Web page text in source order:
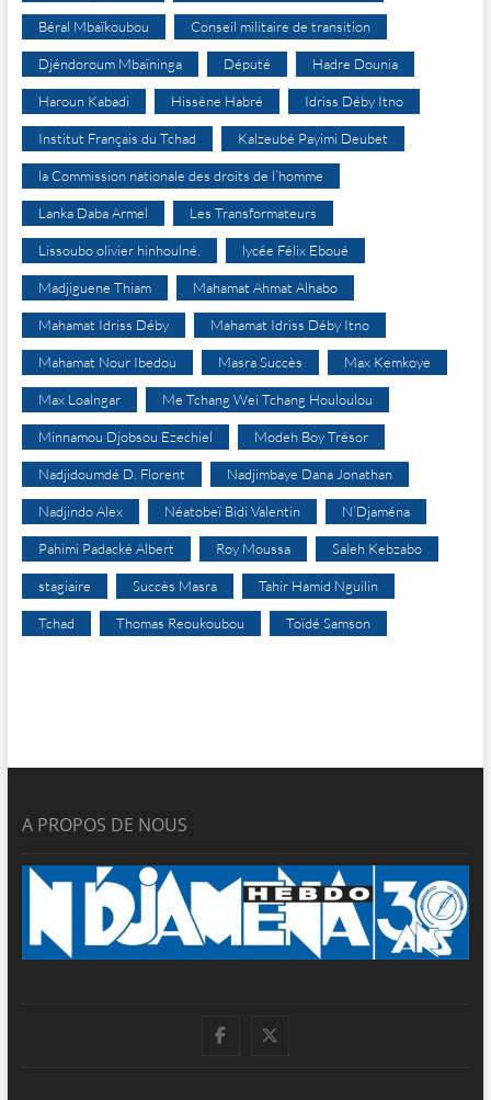
Béral Mbaïkoubou Conseil militaire de transition
Djéndoroum Mbaïninga Député Hadre Dounia
Haroun Kabadi Hissène Habré Idriss Déby Itno
Institut Français du Tchad Kalzeubé Payimi Deubet
la Commission nationale des droits de l’homme
Lanka Daba Armel Les Transformateurs
Lissoubo olivier hinhoulné. lycée Félix Eboué
Madjiguene Thiam Mahamat Ahmat Alhabo
Mahamat Idriss Déby Mahamat Idriss Déby Itno
Mahamat Nour Ibedou Masra Succès Max Kemkoye
Max Loalngar Me Tchang Wei Tchang Houloulou
Minnamou Djobsou Ezechiel Modeh Boy Trésor
Nadjidoumdé D. Florent Nadjimbaye Dana Jonathan
Nadjindo Alex Néatobeï Bidi Valentin N’Djaména
Pahimi Padacké Albert Roy Moussa Saleh Kebzabo
stagiaire Succès Masra Tahir Hamid Nguilin
Tchad Thomas Reoukoubou Toïdé Samson
A PROPOS DE NOUS
facebook